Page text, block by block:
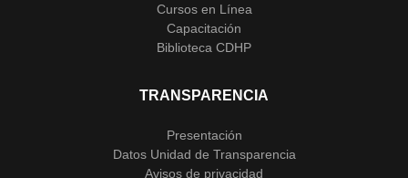
Cursos en Línea
Capacitación
Biblioteca CDHP
TRANSPARENCIA
Presentación
Datos Unidad de Transparencia
Avisos de privacidad